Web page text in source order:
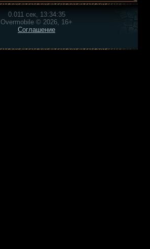
0.011 сек, 13:34:35
Overmobile © 2026, 16+
Соглашение